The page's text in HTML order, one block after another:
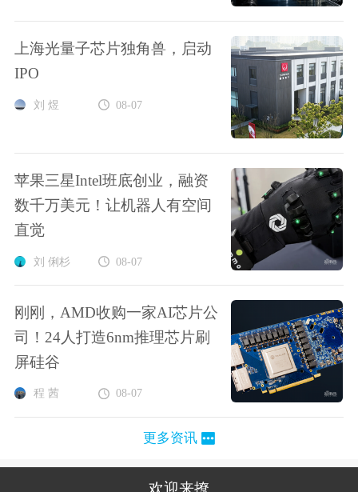
上海光量子芯片独角兽，启动
IPO
刘 煜 08-07
苹果三星Intel班底创业，融资
数千万美元！让机器人有空间
直觉
刘 俐杉 08-07
刚刚，AMD收购一家AI芯片公
司！24人打造6nm推理芯片刷
屏硅谷
程 茜 08-07
更多资讯
欢迎来撩